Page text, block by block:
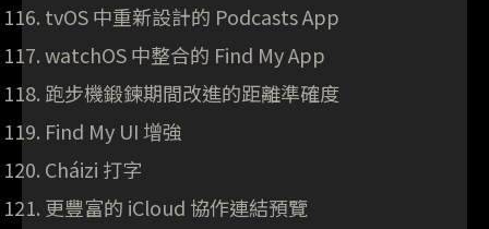
tvOS 中重新設計的 Podcasts App
watchOS 中整合的 Find My App
跑步機鍛鍊期間改進的距離準確度
Find My UI 增強
Cháizi 打字
更豐富的 iCloud 協作連結預覽